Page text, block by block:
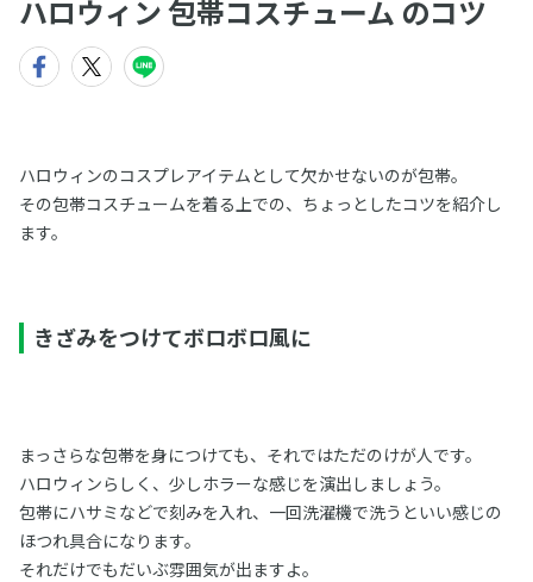
ハロウィン 包帯コスチューム のコツ
ハロウィンのコスプレアイテムとして欠かせないのが包帯。
その包帯コスチュームを着る上での、ちょっとしたコツを紹介し
ます。
きざみをつけてボロボロ風に
まっさらな包帯を身につけても、それではただのけが人です。
ハロウィンらしく、少しホラーな感じを演出しましょう。
包帯にハサミなどで刻みを入れ、一回洗濯機で洗うといい感じの
ほつれ具合になります。
それだけでもだいぶ雰囲気が出ますよ。